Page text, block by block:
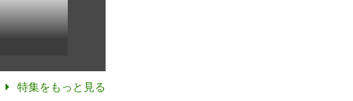
特集をもっと見る